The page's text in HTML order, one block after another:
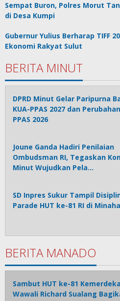
Sempat Buron, Polres Morut
di Desa Kumpi
Gubernur Yulius Berharap TIFF
Ekonomi Rakyat Sulut
BERITA MINUT
DPRD Minut Gelar Paripurna
KUA-PPAS 2027 dan
PPAS 2026
Joune Ganda Hadiri Penilaian
Ombudsman RI, Tegaskan
Minut Wujudkan Pela…
SD Inpres Sukur Tampil
Parade HUT ke-81 RI di
BERITA MANADO
Sambut HUT ke-81
Wawali Richard Sualang